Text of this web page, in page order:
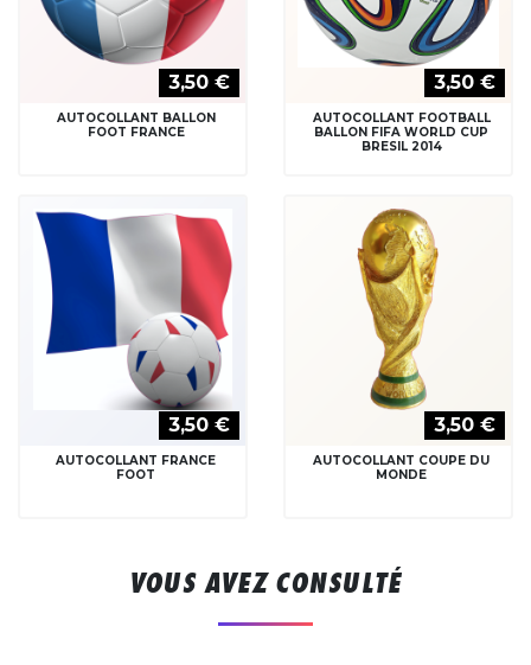
3,50 €
AUTOCOLLANT BALLON
FOOT FRANCE
3,50 €
AUTOCOLLANT FOOTBALL
BALLON FIFA WORLD CUP
BRESIL 2014
3,50 €
AUTOCOLLANT FRANCE
FOOT
3,50 €
AUTOCOLLANT COUPE DU
MONDE
VOUS AVEZ CONSULTÉ